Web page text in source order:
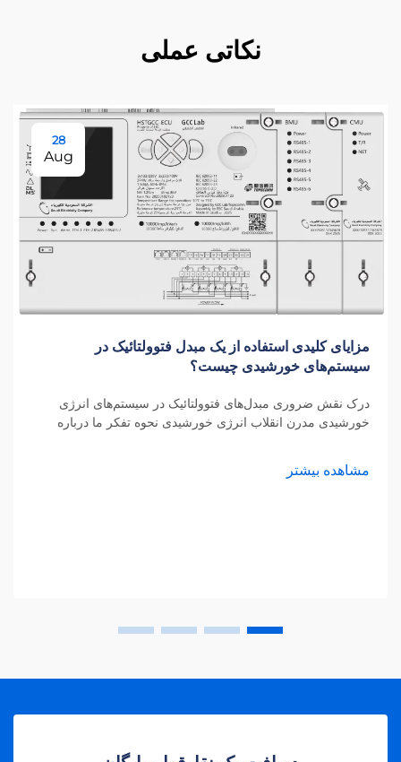
نکاتی عملی
28
Aug
مزایای کلیدی استفاده از یک مبدل فتوولتائیک در
سیستم‌های خورشیدی چیست؟
درک نقش ضروری مبدل‌های فتوولتائیک در سیستم‌های انرژی
خورشیدی مدرن انقلاب انرژی خورشیدی نحوه تفکر ما درباره
فتوولتائیک قرار دارد. این اس...
مشاهده بیشتر